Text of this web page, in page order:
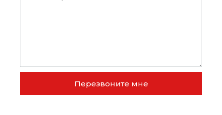
Перезвоните мне